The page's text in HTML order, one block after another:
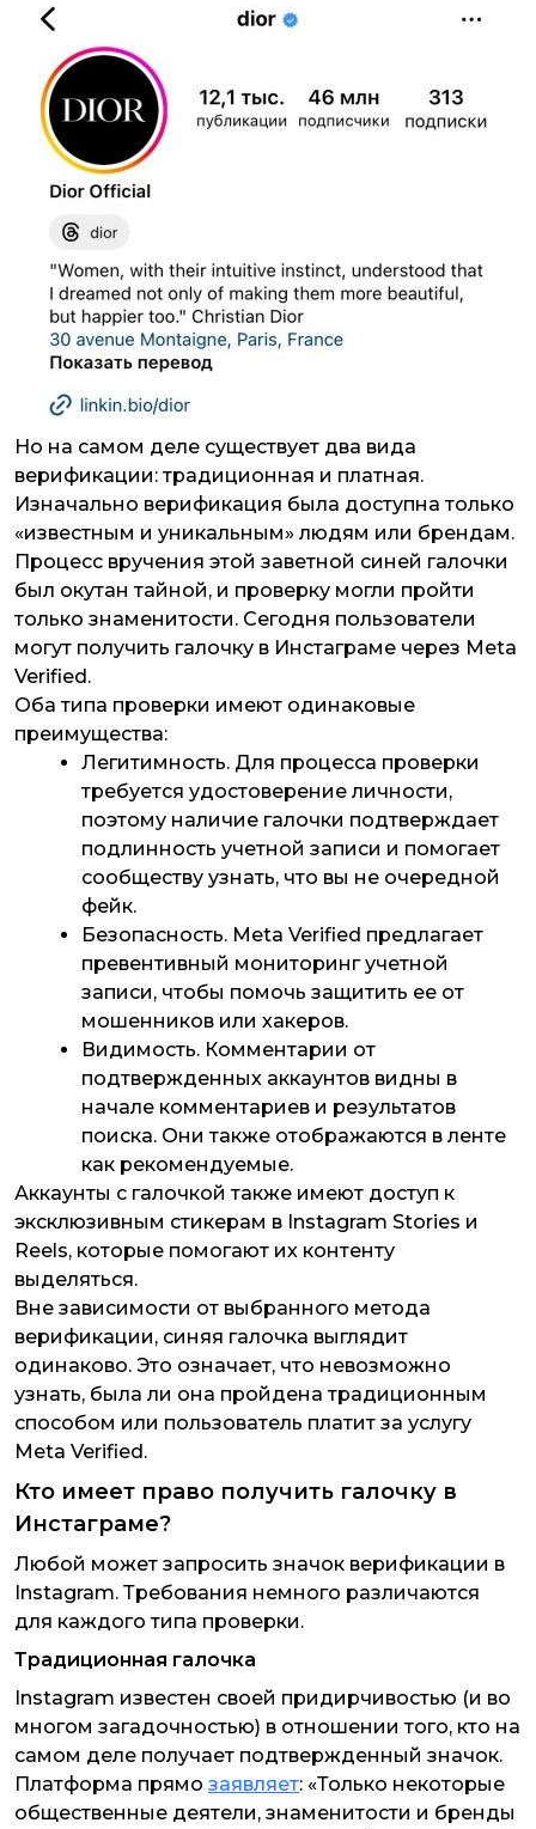
Но на самом деле существует два вида
верификации: традиционная и платная.
Изначально верификация была доступна только
«известным и уникальным» людям или брендам.
Процесс вручения этой заветной синей галочки
был окутан тайной, и проверку могли пройти
только знаменитости. Сегодня пользователи
могут получить галочку в Инстаграме через Meta
Verified.
Оба типа проверки имеют одинаковые
преимущества:
Легитимность. Для процесса проверки
требуется удостоверение личности,
поэтому наличие галочки подтверждает
подлинность учетной записи и помогает
сообществу узнать, что вы не очередной
фейк.
Безопасность. Meta Verified предлагает
превентивный мониторинг учетной
записи, чтобы помочь защитить ее от
мошенников или хакеров.
Видимость. Комментарии от
подтвержденных аккаунтов видны в
начале комментариев и результатов
поиска. Они также отображаются в ленте
как рекомендуемые.
Аккаунты с галочкой также имеют доступ к
эксклюзивным стикерам в Instagram Stories и
Reels, которые помогают их контенту
выделяться.
Вне зависимости от выбранного метода
верификации, синяя галочка выглядит
одинаково. Это означает, что невозможно
узнать, была ли она пройдена традиционным
способом или пользователь платит за услугу
Meta Verified.
Кто имеет право получить галочку в
Инстаграме?
Любой может запросить значок верификации в
Instagram. Требования немного различаются
для каждого типа проверки.
Традиционная галочка
Instagram известен своей придирчивостью (и во
многом загадочностью) в отношении того, кто на
самом деле получает подтвержденный значок.
Платформа прямо заявляет: «Только некоторые
общественные деятели, знаменитости и бренды